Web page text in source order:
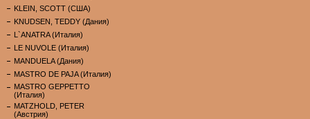
KLEIN, SCOTT (США)
KNUDSEN, TEDDY (Дания)
L`ANATRA (Италия)
LE NUVOLE (Италия)
MANDUELA (Дания)
MASTRO DE PAJA (Италия)
MASTRO GEPPETTO
(Италия)
MATZHOLD, PETER
(Австрия)